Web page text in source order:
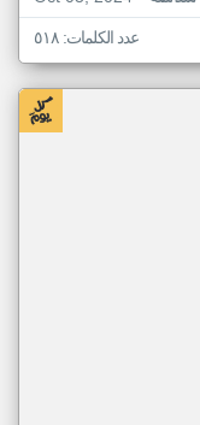
عدد الكلمات: ٥١٨